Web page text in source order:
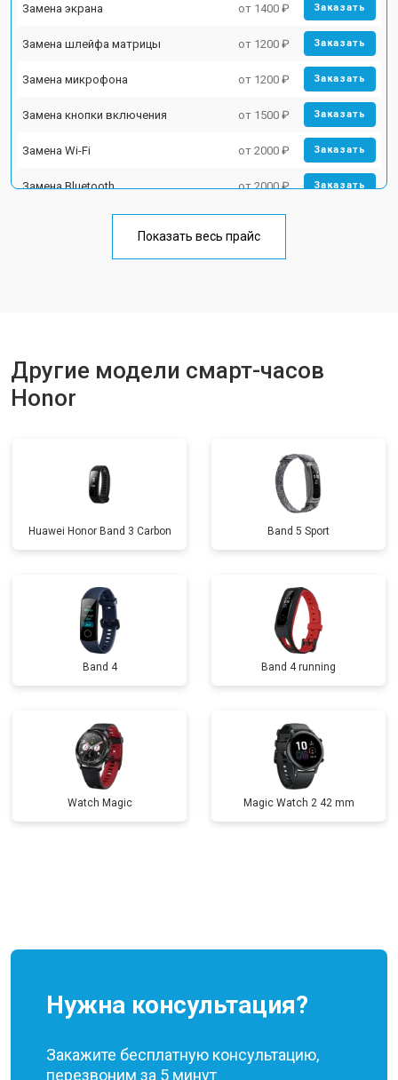
Замена экрана от 1400 ₽ Заказать
Замена шлейфа матрицы от 1200 ₽ Заказать
Замена микрофона от 1200 ₽ Заказать
Замена кнопки включения от 1500 ₽ Заказать
Замена Wi-Fi от 2000 ₽ Заказать
Замена Bluetooth от 2000 ₽ Заказать
Показать весь прайс
Другие модели смарт-часов
Honor
Huawei Honor Band 3 Carbon Band 5 Sport
Band 4 Band 4 running
Watch Magic Magic Watch 2 42 mm
Нужна консультация?
Закажите бесплатную консультацию,
перезвоним за 5 минут